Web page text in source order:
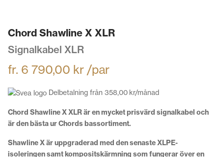
Chord Shawline X XLR
Signalkabel XLR
fr. 6 790,00 kr /par
Delbetalning från 358,00 kr/månad
Chord Shawline X XLR är en mycket prisvärd signalkabel och
är den bästa ur Chords bassortiment.
Shawline X är uppgraderad med den senaste XLPE-
isoleringen samt kompositskärmning som fungerar över en